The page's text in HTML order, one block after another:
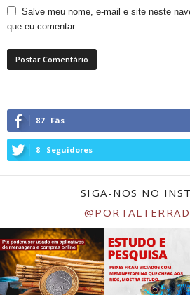
Salve meu nome, e-mail e site neste
que eu comentar.
87 Fãs
8 Seguidores
SIGA-NOS NO